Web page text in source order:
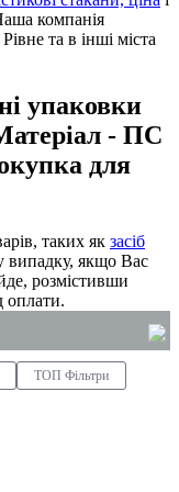
компанія
та в інші міста
упаковки
- ПС
для
таких як засіб
випадку, якщо Вас
розмістивши
оплати.
ТОП Фільтри